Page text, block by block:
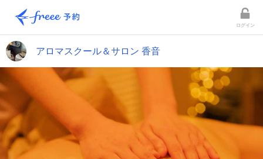
ログイン
アロマスクール＆サロン 香音